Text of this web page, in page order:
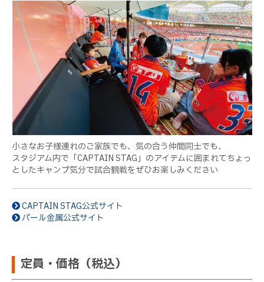
小さなお子様連れのご家族でも、気の合う仲間同士でも、
スタジアム内で「CAPTAIN STAG」のアイテムに囲まれてちょっ
としたキャンプ気分で試合観戦をぜひお楽しみください
CAPTAIN STAG公式サイト
パール金属公式サイト
定員・価格（税込）